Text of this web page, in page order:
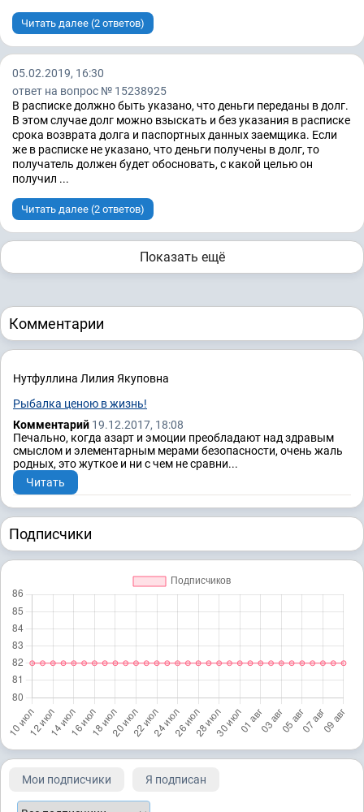
Читать далее (2 ответов)
05.02.2019, 16:30
ответ на вопрос № 15238925
В расписке должно быть указано, что деньги переданы в долг.
В этом случае долг можно взыскать и без указания в расписке
срока возврата долга и паспортных данных заемщика. Если
же в расписке не указано, что деньги получены в долг, то
получатель должен будет обосновать, с какой целью он
получил ...
Читать далее (2 ответов)
Показать ещё
Комментарии
Нутфуллина Лилия Якуповна
Рыбалка ценою в жизнь!
Комментарий 19.12.2017, 18:08
Печально, когда азарт и эмоции преобладают над здравым
смыслом и элементарным мерами безопасности, очень жаль
родных, это жуткое и ни с чем не сравни...
Читать
Подписчики
Мои подписчики Я подписан